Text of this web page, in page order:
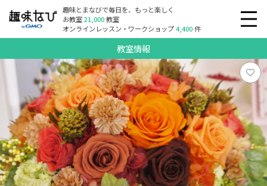
趣味とまなびで毎日を、もっと楽しく
お教室21,000教室
オンラインレッスン・ワークショップ4,400件
教室情報